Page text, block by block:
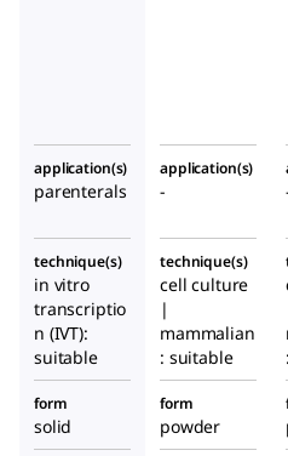
application(s)
parenterals
application(s)
-
technique(s)
in vitro
transcriptio
n (IVT):
suitable
technique(s)
cell culture
|
mammalian
: suitable
form
solid
form
powder